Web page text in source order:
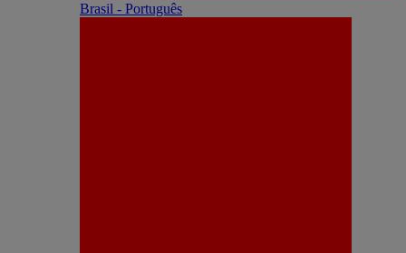
Brasil - Português